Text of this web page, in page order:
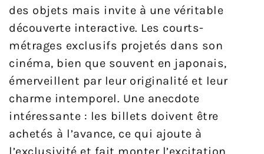
des objets mais invite à une véritable
découverte interactive. Les courts-
métrages exclusifs projetés dans son
cinéma, bien que souvent en japonais,
émerveillent par leur originalité et leur
charme intemporel. Une anecdote
intéressante : les billets doivent être
achetés à l’avance, ce qui ajoute à